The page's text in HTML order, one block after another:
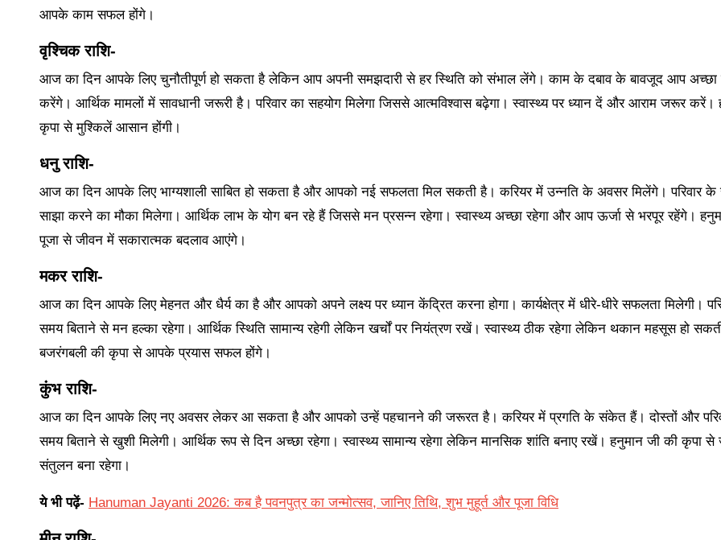
आपके काम सफल होंगे।
वृश्चिक राशि-
आज का दिन आपके लिए चुनौतीपूर्ण हो सकता है लेकिन आप अपनी समझदारी से हर स्थिति को संभाल लेंगे। काम के दबाव के बावजूद आप अच्छा
करेंगे। आर्थिक मामलों में सावधानी जरूरी है। परिवार का सहयोग मिलेगा जिससे आत्मविश्वास बढ़ेगा। स्वास्थ्य पर ध्यान दें और आराम जरूर करें।
कृपा से मुश्किलें आसान होंगी।
धनु राशि-
आज का दिन आपके लिए भाग्यशाली साबित हो सकता है और आपको नई सफलता मिल सकती है। करियर में उन्नति के अवसर मिलेंगे। परिवार के
साझा करने का मौका मिलेगा। आर्थिक लाभ के योग बन रहे हैं जिससे मन प्रसन्न रहेगा। स्वास्थ्य अच्छा रहेगा और आप ऊर्जा से भरपूर रहेंगे।
पूजा से जीवन में सकारात्मक बदलाव आएंगे।
मकर राशि-
आज का दिन आपके लिए मेहनत और धैर्य का है और आपको अपने लक्ष्य पर ध्यान केंद्रित करना होगा। कार्यक्षेत्र में धीरे-धीरे सफलता मिलेगी।
समय बिताने से मन हल्का रहेगा। आर्थिक स्थिति सामान्य रहेगी लेकिन खर्चों पर नियंत्रण रखें। स्वास्थ्य ठीक रहेगा लेकिन थकान महसूस हो
बजरंगबली की कृपा से आपके प्रयास सफल होंगे।
कुंभ राशि-
आज का दिन आपके लिए नए अवसर लेकर आ सकता है और आपको उन्हें पहचानने की जरूरत है। करियर में प्रगति के संकेत हैं। दोस्तों और
समय बिताने से खुशी मिलेगी। आर्थिक रूप से दिन अच्छा रहेगा। स्वास्थ्य सामान्य रहेगा लेकिन मानसिक शांति बनाए रखें। हनुमान जी की कृपा से
संतुलन बना रहेगा।
ये भी पढ़ें- Hanuman Jayanti 2026: कब है पवनपुत्र का जन्मोत्सव, जानिए तिथि, शुभ मुहूर्त और पूजा विधि